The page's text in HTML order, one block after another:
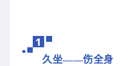
1
久坐——伤全身